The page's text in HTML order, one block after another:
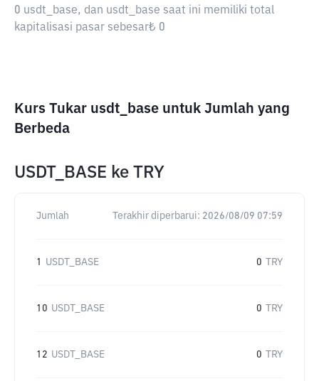
0 usdt_base, dan usdt_base saat ini memiliki total
kapitalisasi pasar sebesar₺ 0
Kurs Tukar usdt_base untuk Jumlah yang
Berbeda
USDT_BASE ke TRY
Jumlah Terakhir diperbarui: 2026/08/09 07:59
1 USDT_BASE 0 TRY
10 USDT_BASE 0 TRY
12 USDT_BASE 0 TRY